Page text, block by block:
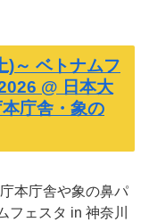
)～ ベトナムフ
@ 日本大
庁舎・象の
本庁舎や象の鼻パ
ェスタ in 神奈川